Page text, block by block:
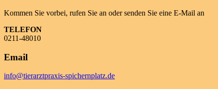
Kommen Sie vorbei, rufen Sie an oder senden Sie eine E-Mail an
TELEFON
0211-48010
Email
info@tierarztpraxis-spichernplatz.de